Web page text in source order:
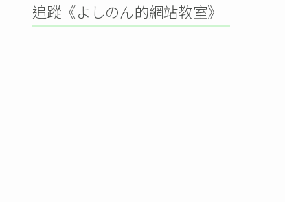
追蹤《よしのん的網站教室》